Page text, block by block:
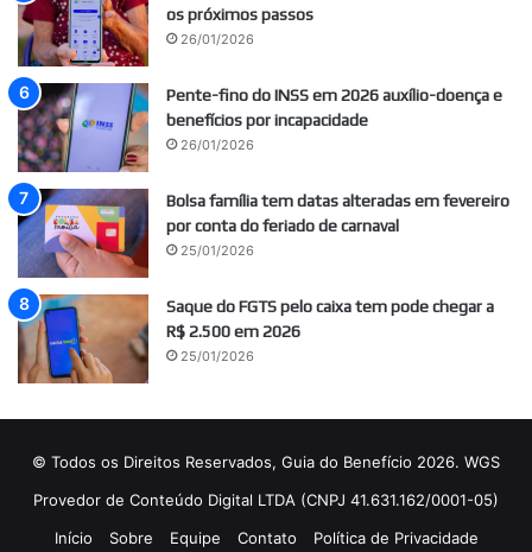
os próximos passos
26/01/2026
Pente-fino do INSS em 2026 auxílio-doença e
benefícios por incapacidade
26/01/2026
Bolsa família tem datas alteradas em fevereiro
por conta do feriado de carnaval
25/01/2026
Saque do FGTS pelo caixa tem pode chegar a
R$ 2.500 em 2026
25/01/2026
© Todos os Direitos Reservados, Guia do Benefício 2026. WGS
Provedor de Conteúdo Digital LTDA (CNPJ 41.631.162/0001-05)
Início
Sobre Equipe Contato Política de Privacidade